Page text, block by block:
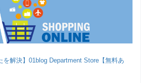
を解決】01blog Department Store【無料あ